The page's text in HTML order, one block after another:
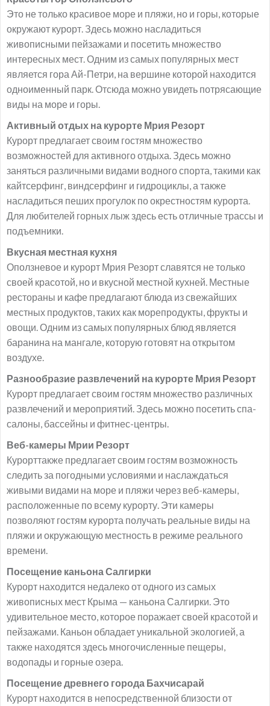
Это не только красивое море и пляжи, но и горы, которые
окружают курорт. Здесь можно насладиться
живописными пейзажами и посетить множество
интересных мест. Одним из самых популярных мест
является гора Ай-Петри, на вершине которой находится
одноименный парк. Отсюда можно увидеть потрясающие
виды на море и горы.
Активный отдых на курорте Мрия Резорт
Курорт предлагает своим гостям множество
возможностей для активного отдыха. Здесь можно
заняться различными видами водного спорта, такими как
кайтсерфинг, виндсерфинг и гидроциклы, а также
насладиться пеших прогулок по окрестностям курорта.
Для любителей горных лыж здесь есть отличные трассы и
подъемники.
Вкусная местная кухня
Оползневое и курорт Мрия Резорт славятся не только
своей красотой, но и вкусной местной кухней. Местные
рестораны и кафе предлагают блюда из свежайших
местных продуктов, таких как морепродукты, фрукты и
овощи. Одним из самых популярных блюд является
баранина на мангале, которую готовят на открытом
воздухе.
Разнообразие развлечений на курорте Мрия Резорт
Курорт предлагает своим гостям множество различных
развлечений и мероприятий. Здесь можно посетить спа-
салоны, бассейны и фитнес-центры.
Веб-камеры Мрии Резорт
Курорттакже предлагает своим гостям возможность
следить за погодными условиями и наслаждаться
живыми видами на море и пляжи через веб-камеры,
расположенные по всему курорту. Эти камеры
позволяют гостям курорта получать реальные виды на
пляжи и окружающую местность в режиме реального
времени.
Посещение каньона Салгирки
Курорт находится недалеко от одного из самых
живописных мест Крыма — каньона Салгирки. Это
удивительное место, которое поражает своей красотой и
пейзажами. Каньон обладает уникальной экологией, а
также находятся здесь многочисленные пещеры,
водопады и горные озера.
Посещение древнего города Бахчисарай
Курорт находится в непосредственной близости от